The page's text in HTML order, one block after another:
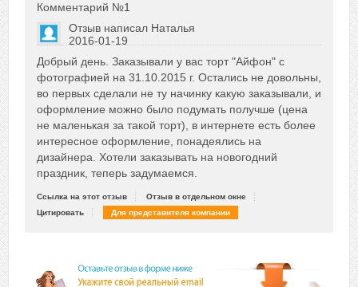
Комментарий №1
Отзыв написал Наталья
2016-01-19
+4
Сказать друзьям об отзыве
Добрый день. Заказывали у вас торт "Айфон" с
фотографией на 31.10.2015 г. Остались не довольны,
во первых сделали не ту начинку какую заказывали, и
оформление можно было подумать получше (цена
не маленькая за такой торт), в интернете есть более
интересное оформление, понадеялись на
дизайнера. Хотели заказывать на новогодний
праздник, теперь задумаемся.
Ссылка на этот отзыв
Отзыв в отдельном окне
Цитировать
Для представителя компании